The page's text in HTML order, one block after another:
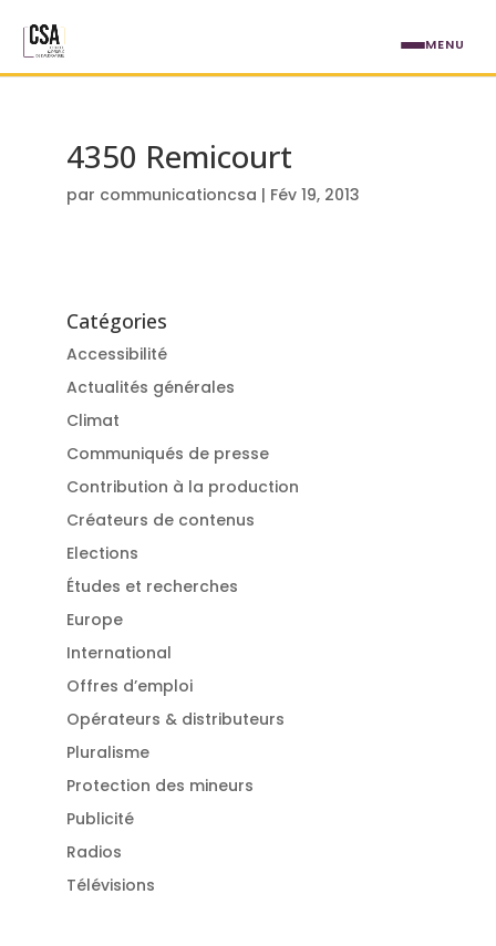
4350 Remicourt
par communicationcsa | Fév 19, 2013
Catégories
Accessibilité
Actualités générales
Climat
Communiqués de presse
Contribution à la production
Créateurs de contenus
Elections
Études et recherches
Europe
International
Offres d’emploi
Opérateurs & distributeurs
Pluralisme
Protection des mineurs
Publicité
Radios
Télévisions
MENU